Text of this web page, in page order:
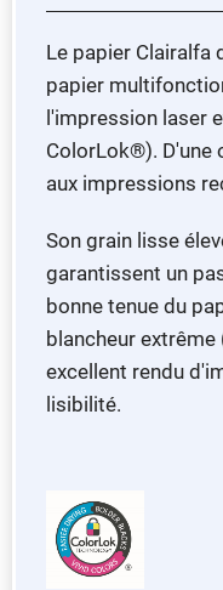
Le papier Clairalfa
papier
l'impression laser
ColorLok®). D'une
aux impressions
Son grain lisse
garantissent un
bonne tenue du
blancheur
excellent rendu
lisibilité.